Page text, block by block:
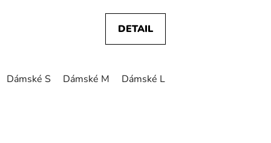
DETAIL
Dámské S Dámské M Dámské L